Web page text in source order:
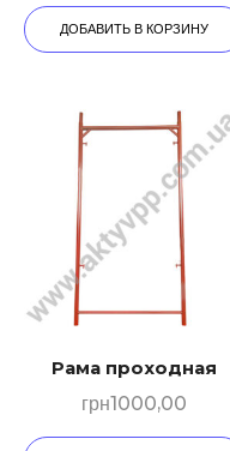
ДОБАВИТЬ В КОРЗИНУ
Рама проходная
грн1000,00